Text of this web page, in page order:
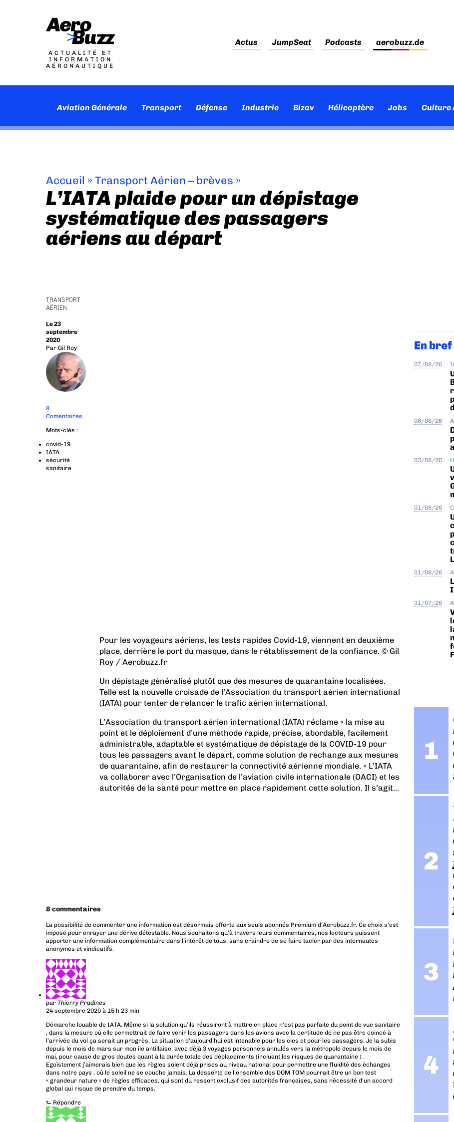
ACTUALITÉ ET
INFORMATION
AÉRONAUTIQUE
Actus JumpSeat Podcasts aerobuzz.de
Aviation Générale Transport Défense Industrie Bizav Hélicoptère Jobs Culture
Accueil » Transport Aérien – brèves »
L’IATA plaide pour un dépistage
systématique des passagers
aériens au départ
TRANSPORT
AÉRIEN
Le 23
septembre
2020
Par Gil Roy
8
Comentaires
Mots-clés :
covid-19
IATA
sécurité
sanitaire
Pour les voyageurs aériens, les tests rapides Covid-19, viennent en deuxième
place, derrière le port du masque, dans le rétablissement de la confiance. © Gil
Roy / Aerobuzz.fr
Un dépistage généralisé plutôt que des mesures de quarantaine localisées.
Telle est la nouvelle croisade de l’Association du transport aérien international
(IATA) pour tenter de relancer le trafic aérien international.
L’Association du transport aérien international (IATA) réclame « la mise au
point et le déploiement d’une méthode rapide, précise, abordable, facilement
administrable, adaptable et systématique de dépistage de la COVID-19 pour
tous les passagers avant le départ, comme solution de rechange aux mesures
de quarantaine, afin de restaurer la connectivité aérienne mondiale. » L’IATA
va collaborer avec l’Organisation de l’aviation civile internationale (OACI) et les
autorités de la santé pour mettre en place rapidement cette solution. Il s’agit...
8 commentaires
La possibilité de commenter une information est désormais offerte aux seuls abonnés Premium d’Aerobuzz.fr. Ce choix s’est
imposé pour enrayer une dérive détestable. Nous souhaitons qu’à travers leurs commentaires, nos lecteurs puissent
apporter une information complémentaire dans l’intérêt de tous, sans craindre de se faire tacler par des internautes
anonymes et vindicatifs.
par Thierry Pradines
24 septembre 2020 à 15 h 23 min
Démarche louable de IATA. Même si la solution qu’ils réussiront à mettre en place n’est pas parfaite du point de vue sanitaire
, dans la mesure où elle permettrait de faire venir les passagers dans les avions avec la certitude de ne pas être coincé à
l’arrivée du vol ça serait un progrès. La situation d’aujourd’hui est intenable pour les cies et pour les passagers. Je la subis
depuis le mois de mars sur mon ile antillaise, avec déjà 3 voyages personnels annulés vers la métropole depuis le mois de
mai, pour cause de gros doutes quant à la durée totale des déplacements (incluant les risques de quarantaine ) .
Egoïstement j’aimerais bien que les règles soient déjà prises au niveau national pour permettre une fluidité des échanges
dans notre pays , où le soleil ne se couche jamais. La desserte de l’ensemble des DOM TOM pourrait être un bon test
« grandeur nature » de règles efficaces, qui sont du ressort exclusif des autorités françaises, sans nécessité d’un accord
global qui risque de prendre du temps.
⮑ Répondre
En bref
07/08/26
06/08/26
03/08/26
01/08/26
01/08/26
31/07/26